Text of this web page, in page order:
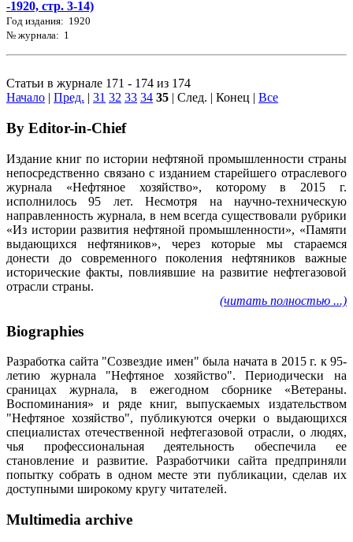
-1920, стр. 3-14)
Год издания: 1920
№ журнала: 1
Статьи в журнале 171 - 174 из 174
Начало | Пред. | 31 32 33 34 35 | След. | Конец | Все
By Editor-in-Chief
Издание книг по истории нефтяной промышленности страны
непосредственно связано с изданием старейшего отраслевого
журнала «Нефтяное хозяйство», которому в 2015 г.
исполнилось 95 лет. Несмотря на научно-техническую
направленность журнала, в нем всегда существовали рубрики
«Из истории развития нефтяной промышленности», «Памяти
выдающихся нефтяников», через которые мы стараемся
донести до современного поколения нефтяников важные
исторические факты, повлиявшие на развитие нефтегазовой
отрасли страны.
(читать полностью ...)
Biographies
Разработка сайта "Созвездие имен" была начата в 2015 г. к 95-
летию журнала "Нефтяное хозяйство". Периодически на
сраницах журнала, в ежегодном сборнике «Ветераны.
Воспоминания» и ряде книг, выпускаемых издательством
"Нефтяное хозяйство", публикуются очерки о выдающихся
специалистах отечественной нефтегазовой отрасли, о людях,
чья профессиональная деятельность обеспечила ее
становление и развитие. Разработчики сайта предприняли
попытку собрать в одном месте эти публикации, сделав их
доступными широкому кругу читателей.
Multimedia archive